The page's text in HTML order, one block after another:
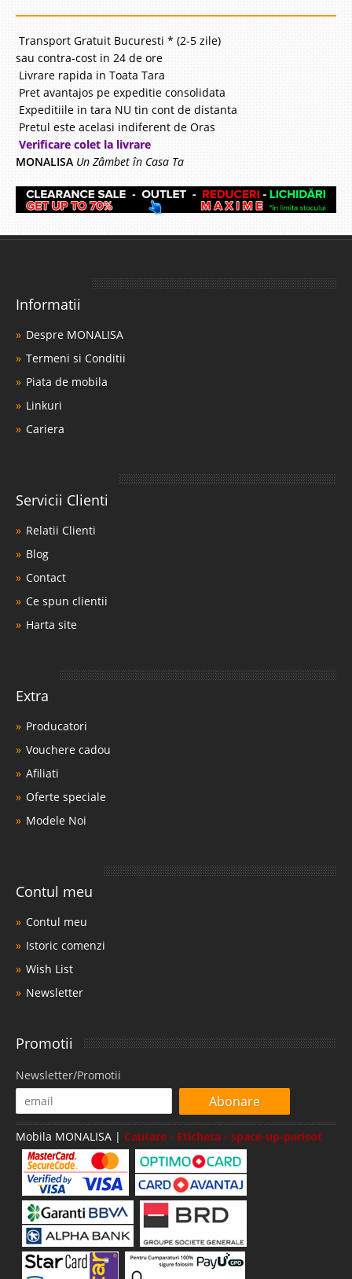
Transport Gratuit Bucuresti * (2-5 zile)
sau contra-cost in 24 de ore
Livrare rapida in Toata Tara
Pret avantajos pe expeditie consolidata
Expeditiile in tara NU tin cont de distanta
Pretul este acelasi indiferent de Oras
Verificare colet la livrare
MONALISA Un Zâmbet în Casa Ta
Informatii
Despre MONALISA
Termeni si Conditii
Piata de mobila
Linkuri
Cariera
Servicii Clienti
Relatii Clienti
Blog
Contact
Ce spun clientii
Harta site
Extra
Producatori
Vouchere cadou
Afiliati
Oferte speciale
Modele Noi
Contul meu
Contul meu
Istoric comenzi
Wish List
Newsletter
Promotii
Newsletter/Promotii
Abonare
Mobila MONALISA | Cautare - Eticheta - space-up-parisot